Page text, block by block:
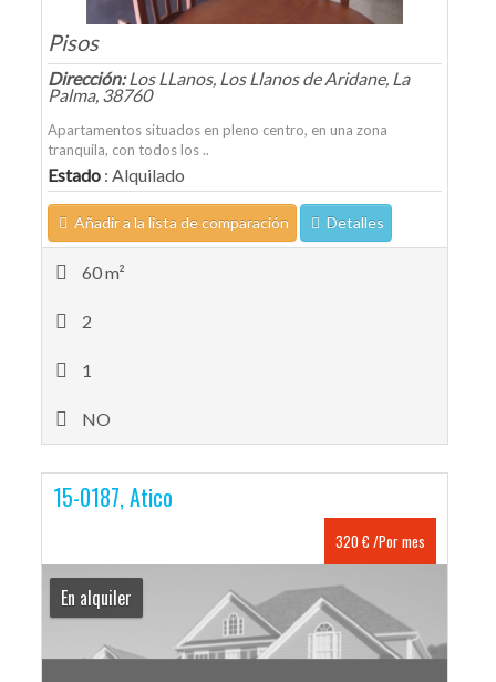
Pisos
Dirección:Los LLanos, Los Llanos de Aridane, La
Palma, 38760
Apartamentos situados en pleno centro, en una zona
tranquila, con todos los ..
Estado : Alquilado
Añadir a la lista de comparación Detalles
60 m²
2
1
NO
15-0187, Atico
320 € /Por mes
En alquiler